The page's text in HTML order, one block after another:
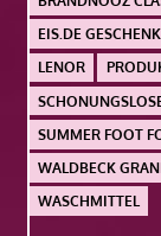
EIS.DE
LENOR
SUMMER FOOT
WALDBECK
WASCHMITTEL